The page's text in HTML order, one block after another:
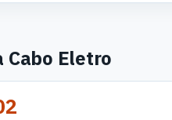
Cabo Eletro